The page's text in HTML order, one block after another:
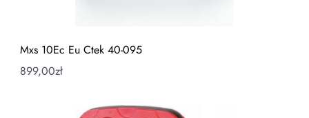
Mxs 10Ec Eu Ctek 40-095
899,00zł